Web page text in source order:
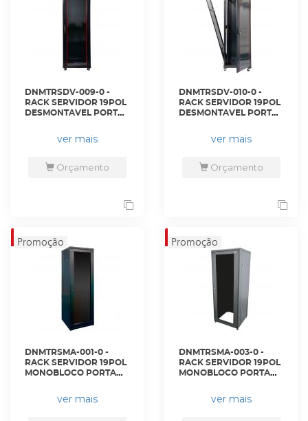
DNMTRSDV-009-0 -
RACK SERVIDOR 19POL
DESMONTAVEL PORTA
PRETO S/ GUIAS - DN-
RSDV-44-60.80PT - D-
ver mais
Orçamento
DNMTRSDV-010-0 -
RACK SERVIDOR 19POL
DESMONTAVEL PORTA
PRETO C/ GUIAS - DN-
RSDV-44-80.80PT - D-
ver mais
Orçamento
DNMTRSMA-001-0 -
RACK SERVIDOR 19POL
MONOBLOCO PORTA
600 PRETO S/ GUIAS -
DN-4342 - D-NET
ver mais
DNMTRSMA-003-0 -
RACK SERVIDOR 19POL
MONOBLOCO PORTA
800 PRETO S/ GUIAS -
DN-4360 - D-NET
ver mais